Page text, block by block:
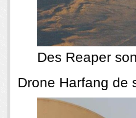
Des Reaper
Drone Harfang de